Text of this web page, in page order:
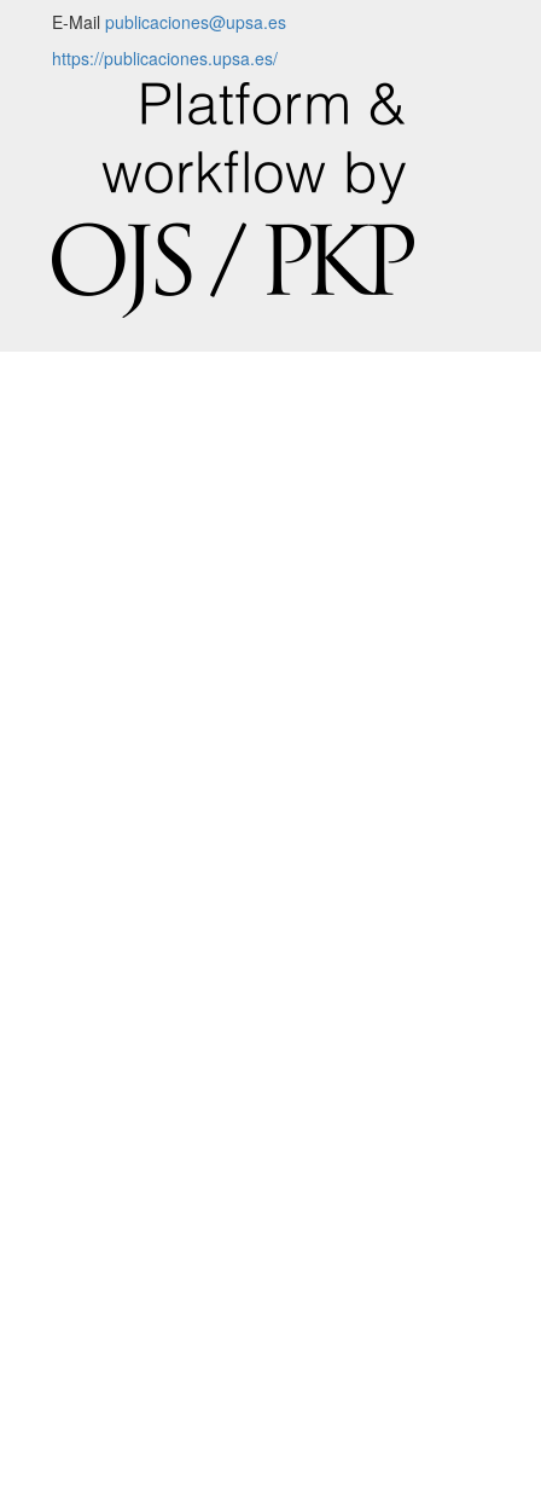
E-Mail publicaciones@upsa.es
https://publicaciones.upsa.es/